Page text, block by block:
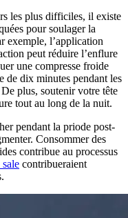
les plus difficiles, il existe
pour soulager la
exemple, l’application
peut réduire l’enflure
une compresse froide
de dix minutes pendant les
plus, soutenir votre tête
tout au long de la nuit.
pendant la priode post-
Consommer des
contribue au processus
contribueraient